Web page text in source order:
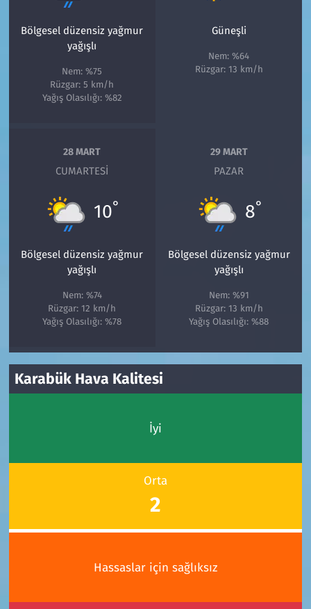
Bölgesel düzensiz yağmur
yağışlı
Nem: %75
Rüzgar: 5 km/h
Yağış Olasılığı: %82
Güneşli
Nem: %64
Rüzgar: 13 km/h
28 MART
CUMARTESI
10°
Bölgesel düzensiz yağmur
yağışlı
Nem: %74
Rüzgar: 12 km/h
Yağış Olasılığı: %78
29 MART
PAZAR
8°
Bölgesel düzensiz yağmur
yağışlı
Nem: %91
Rüzgar: 13 km/h
Yağış Olasılığı: %88
Karabük Hava Kalitesi
İyi
Orta
2
Hassaslar için sağlıksız